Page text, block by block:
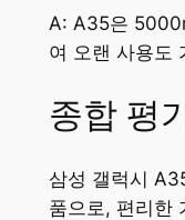
A: A35은
여 오랜 사용도
종합 평
삼성 갤럭시
품으로, 편리한